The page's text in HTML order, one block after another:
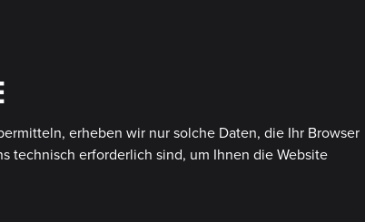
erheben wir nur solche Daten, die Ihr Browser
technisch erforderlich sind, um Ihnen die Website